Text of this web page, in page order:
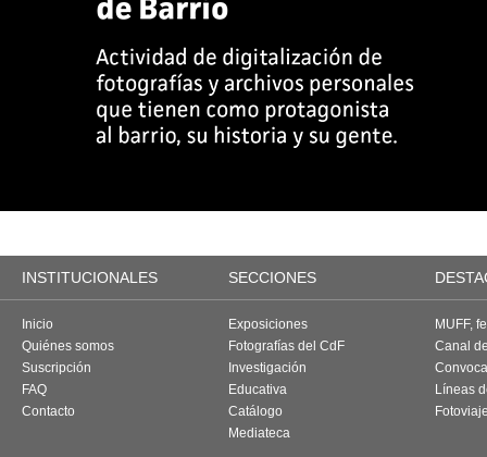
INSTITUCIONALES SECCIONES
Inicio
Quiénes somos
Suscripción
FAQ
Contacto
Exposiciones
Fotografías del CdF
Investigación
Educativa
Catálogo
Mediateca
MUFF,
Canal
Líneas